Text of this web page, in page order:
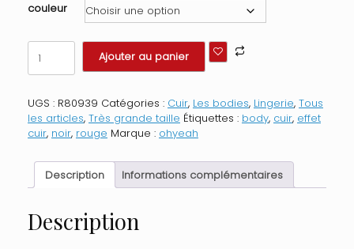
couleur
de
Body
de
Nuit
Ajouter au panier
UGS : R80939 Catégories : Cuir, Les bodies, Lingerie, Tous
les articles, Très grande taille Étiquettes : body, cuir, effet
cuir, noir, rouge Marque : ohyeah
Description Informations complémentaires
Description